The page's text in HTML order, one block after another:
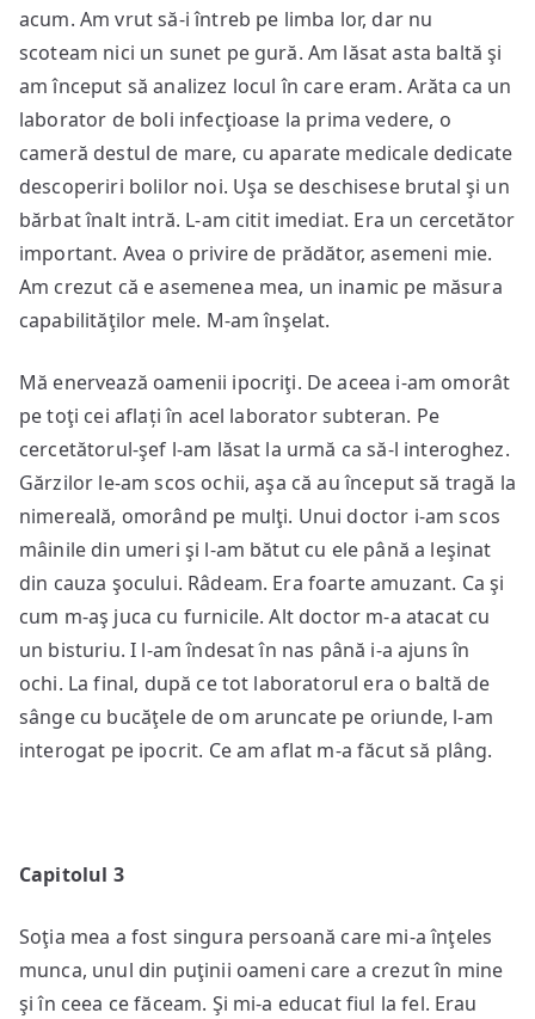
acum. Am vrut să-i întreb pe limba lor, dar nu
scoteam nici un sunet pe gură. Am lăsat asta baltă şi
am început să analizez locul în care eram. Arăta ca un
laborator de boli infecţioase la prima vedere, o
cameră destul de mare, cu aparate medicale dedicate
descoperiri bolilor noi. Uşa se deschisese brutal şi un
bărbat înalt intră. L-am citit imediat. Era un cercetător
important. Avea o privire de prădător, asemeni mie.
Am crezut că e asemenea mea, un inamic pe măsura
capabilităţilor mele. M-am înşelat.
Mă enervează oamenii ipocriţi. De aceea i-am omorât
pe toţi cei aflați în acel laborator subteran. Pe
cercetătorul-şef l-am lăsat la urmă ca să-l interoghez.
Gărzilor le-am scos ochii, aşa că au început să tragă la
nimereală, omorând pe mulţi. Unui doctor i-am scos
mâinile din umeri şi l-am bătut cu ele până a leşinat
din cauza şocului. Râdeam. Era foarte amuzant. Ca şi
cum m-aş juca cu furnicile. Alt doctor m-a atacat cu
un bisturiu. I l-am îndesat în nas până i-a ajuns în
ochi. La final, după ce tot laboratorul era o baltă de
sânge cu bucăţele de om aruncate pe oriunde, l-am
interogat pe ipocrit. Ce am aflat m-a făcut să plâng.
Capitolul 3
Soţia mea a fost singura persoană care mi-a înţeles
munca, unul din puţinii oameni care a crezut în mine
şi în ceea ce făceam. Şi mi-a educat fiul la fel. Erau